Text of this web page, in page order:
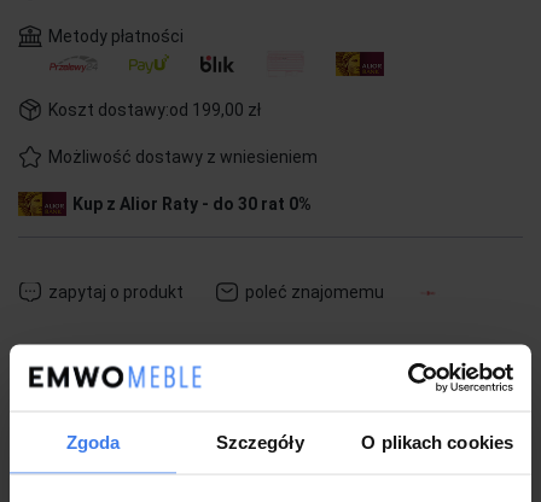
Zgoda Szczegóły O plikach cookies
Metody płatności
Koszt dostawy:od 199,00 zł
Możliwość dostawy z wniesieniem
Kup z Alior Raty - do 30 rat 0%
zapytaj o produkt poleć znajomemu